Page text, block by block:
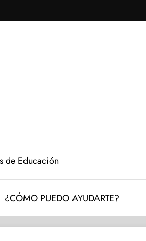
de Educación
¿CÓMO PUEDO AYUDARTE?